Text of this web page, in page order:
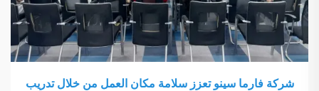
شركة فارما سينو تعزز سلامة مكان العمل من خلال تدريب